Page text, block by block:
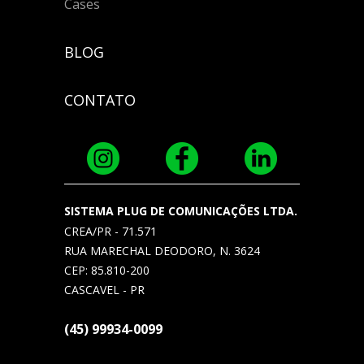
Cases
BLOG
CONTATO
SISTEMA PLUG DE COMUNICAÇÕES LTDA.
CREA/PR - 71.571
RUA MARECHAL DEODORO, N. 3624
CEP: 85.810-200
CASCAVEL - PR
(45) 99934-0099